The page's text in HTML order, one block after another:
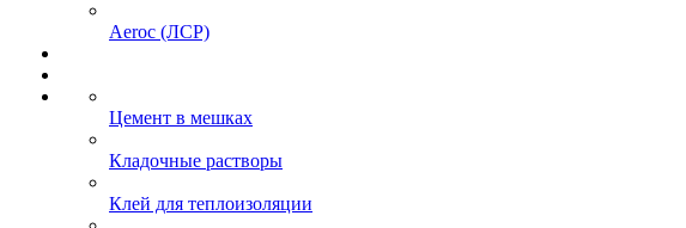
Aeroc (ЛСР)
Цемент в мешках
Кладочные растворы
Клей для теплоизоляции